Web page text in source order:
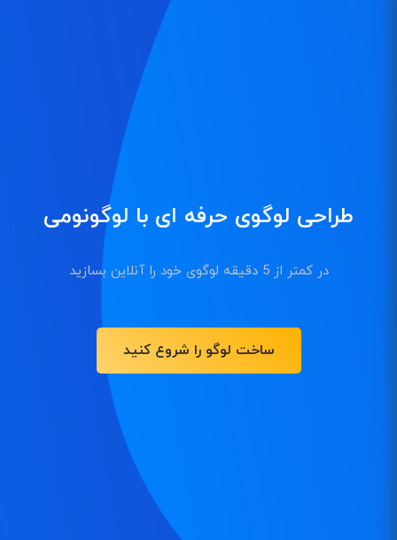
طراحی لوگوی حرفه ای با لوگونومی
در کمتر از 5 دقیقه لوگوی خود را آنلاین بسازید
ساخت لوگو را شروع کنید